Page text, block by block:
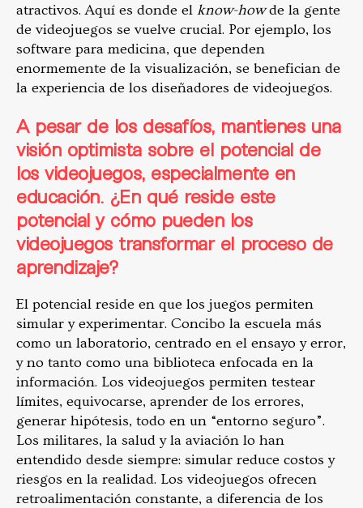
atractivos. Aquí es donde el know-howde la gente
de videojuegos se vuelve crucial. Por ejemplo, los
software para medicina, que dependen
enormemente de la visualización, se benefician de
la experiencia de los diseñadores de videojuegos.
A pesar de los desafíos, mantienes una
visión optimista sobre el potencial de
los videojuegos, especialmente en
educación. ¿En qué reside este
potencial y cómo pueden los
videojuegos transformar el proceso de
aprendizaje?
El potencial reside en que los juegos permiten
simular y experimentar. Concibo la escuela más
como un laboratorio, centrado en el ensayo y error,
y no tanto como una biblioteca enfocada en la
información. Los videojuegos permiten testear
límites, equivocarse, aprender de los errores,
generar hipótesis, todo en un “entorno seguro”.
Los militares, la salud y la aviación lo han
entendido desde siempre: simular reduce costos y
riesgos en la realidad. Los videojuegos ofrecen
retroalimentación constante, a diferencia de los